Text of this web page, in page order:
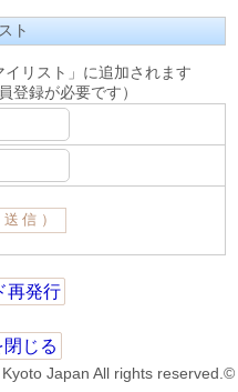
ト
リスト」に追加されます
登録が必要です）
再発行
じる
Japan All rights reserved.©